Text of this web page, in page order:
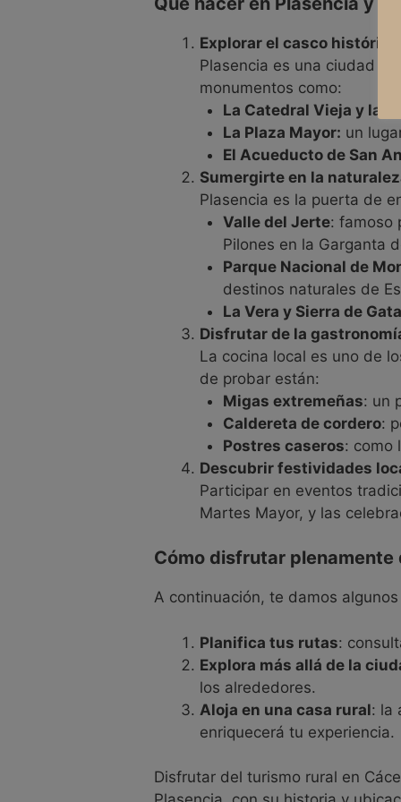
Explorar el casco
Plasencia es una ciudad
monumentos como:
La Catedral Vieja y la
La Plaza Mayor: un
El Acueducto de San
Sumergirte en la
Plasencia es la puerta de
Valle del Jerte: famoso
Pilones en la Garganta
Parque Nacional de
destinos naturales de
La Vera y Sierra de Gata
Disfrutar de la
La cocina local es uno de
de probar están:
Migas extremeñas: un
Caldereta de cordero:
Postres caseros: como
Descubrir festividades
Participar en eventos
Martes Mayor, y las
Cómo disfrutar plenamente
A continuación, te damos
Planifica tus rutas:
Explora más allá de la
los alrededores.
Aloja en una casa rural: la
enriquecerá tu experiencia.
Disfrutar del turismo rural en